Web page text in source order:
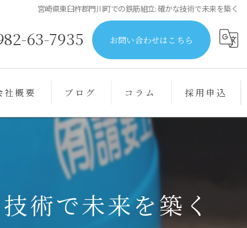
宮崎県東臼杵郡門川町での鉄筋組立: 確かな技術で未来を築く
63-7935 お問い合わせはこちら
社概要 ブログ コラム 採用申込
術で未来を築く